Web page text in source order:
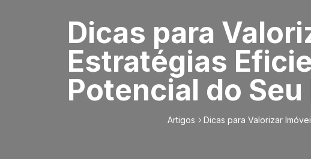
Dicas para
Estratégias
Potencial do Seu
Artigos Dicas para Valorizar